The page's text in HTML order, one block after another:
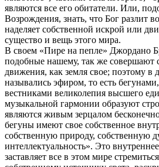
являются все его обитатели. Или,
Возрождения, знать, что Бог разлит
наделяет собственной искрой или
существо и вещь этого мира.
В своем «Пире на пепле» Джордано
подобные нашему, так же совершают
движения, как земля свое; поэтому в
назывались эфиром, то есть
вестниками великолепия высшего
музыкальной гармонии образуют
являются живым зерцалом
бегуны имеют свое собственное
собственную природу, собственную
интеллектуальность». Это
заставляет все в этом мире